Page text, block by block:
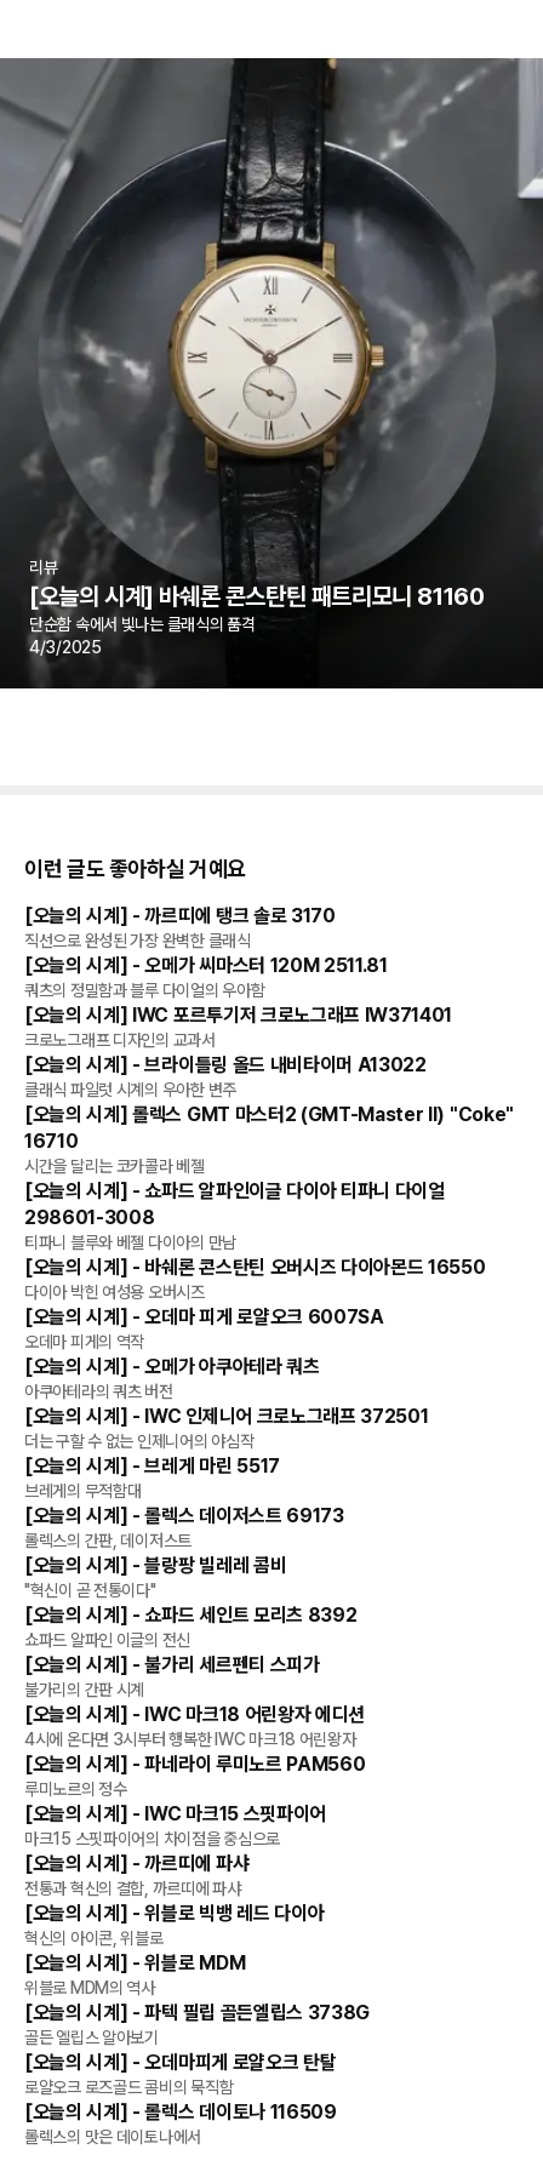
리뷰
[오늘의 시계] 바쉐론 콘스탄틴 패트리모니 81160
단순함 속에서 빛나는 클래식의 품격
4/3/2025
이런 글도 좋아하실 거예요
리뷰
[오늘의 시계] - 까르띠에 탱크 솔로 3170
직선으로 완성된 가장 완벽한 클래식
리뷰
[오늘의 시계] - 오메가 씨마스터 120M 2511.81
쿼츠의 정밀함과 블루 다이얼의 우아함
리뷰
[오늘의 시계] IWC 포르투기저 크로노그래프 IW371401
크로노그래프 디자인의 교과서
리뷰
[오늘의 시계] - 브라이틀링 올드 내비타이머 A13022
클래식 파일럿 시계의 우아한 변주
리뷰
[오늘의 시계] 롤렉스 GMT 마스터2 (GMT-Master II) "Coke"
16710
시간을 달리는 코카콜라 베젤
리뷰
[오늘의 시계] - 쇼파드 알파인이글 다이아 티파니 다이얼
298601-3008
티파니 블루와 베젤 다이아의 만남
리뷰
[오늘의 시계] - 바쉐론 콘스탄틴 오버시즈 다이아몬드 16550
다이아 박힌 여성용 오버시즈
리뷰
[오늘의 시계] - 오데마 피게 로얄오크 6007SA
오데마 피게의 역작
리뷰
[오늘의 시계] - 오메가 아쿠아테라 쿼츠
아쿠아테라의 쿼츠 버전
리뷰
[오늘의 시계] - IWC 인제니어 크로노그래프 372501
더는 구할 수 없는 인제니어의 야심작
리뷰
[오늘의 시계] - 브레게 마린 5517
브레게의 무적함대
리뷰
[오늘의 시계] - 롤렉스 데이저스트 69173
롤렉스의 간판, 데이저스트
리뷰
[오늘의 시계] - 블랑팡 빌레레 콤비
"혁신이 곧 전통이다"
리뷰
[오늘의 시계] - 쇼파드 세인트 모리츠 8392
쇼파드 알파인 이글의 전신
리뷰
[오늘의 시계] - 불가리 세르펜티 스피가
불가리의 간판 시계
리뷰
[오늘의 시계] - IWC 마크18 어린왕자 에디션
4시에 온다면 3시부터 행복한 IWC 마크18 어린왕자
리뷰
[오늘의 시계] - 파네라이 루미노르 PAM560
루미노르의 정수
리뷰
[오늘의 시계] - IWC 마크15 스핏파이어
마크15 스핏파이어의 차이점을 중심으로
리뷰
[오늘의 시계] - 까르띠에 파샤
전통과 혁신의 결합, 까르띠에 파샤
리뷰
[오늘의 시계] - 위블로 빅뱅 레드 다이아
혁신의 아이콘, 위블로
리뷰
[오늘의 시계] - 위블로 MDM
위블로 MDM의 역사
리뷰
[오늘의 시계] - 파텍 필립 골든엘립스 3738G
골든 엘립스 알아보기
리뷰
[오늘의 시계] - 오데마피게 로얄오크 탄탈
로얄오크 로즈골드 콤비의 묵직함
리뷰
[오늘의 시계] - 롤렉스 데이토나 116509
롤렉스의 맛은 데이토나에서